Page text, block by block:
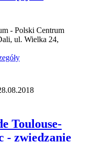
- Polski Centrum
ul. Wielka 24,
Toulouse-
- zwiedzanie